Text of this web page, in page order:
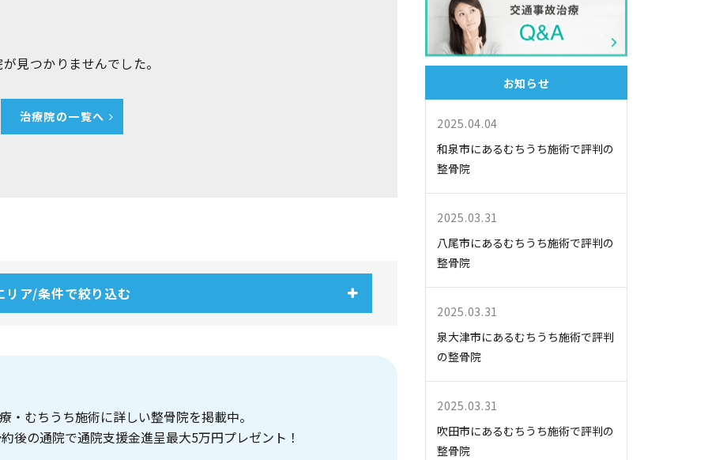
見つかりませんでした。
治療院の一覧へ
リア/条件で絞り込む
・むちうち施術に詳しい整骨院を掲載中。
後の通院で通院支援金進呈最大5万円プレゼント！
お知らせ
2025.04.04
和泉市にあるむちうち施術で評判の
整骨院
2025.03.31
八尾市にあるむちうち施術で評判の
整骨院
2025.03.31
泉大津市にあるむちうち施術で評判
の整骨院
2025.03.31
吹田市にあるむちうち施術で評判の
整骨院